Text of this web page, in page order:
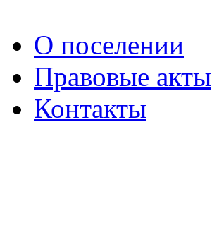
О поселении
Правовые акты
Контакты